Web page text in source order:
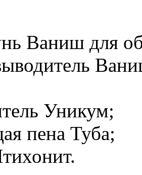
Ваниш для
Уникум;
пена Туба;